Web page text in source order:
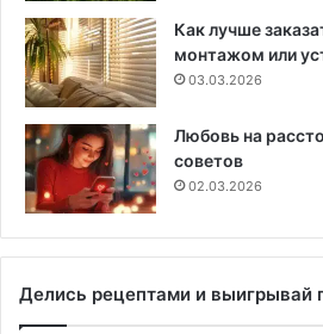
Как лучше
монтажом или
03.03.2026
Любовь на
советов
02.03.2026
Делись рецептами и выигрывай